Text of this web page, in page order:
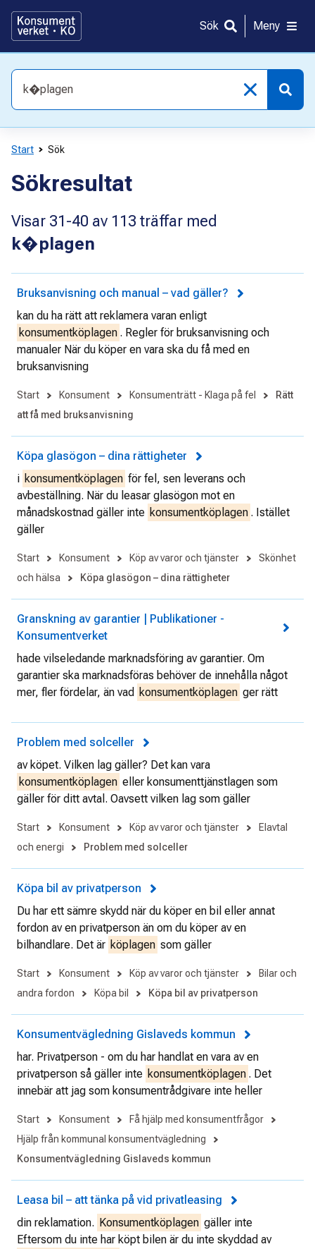
direkt
innehållet
Sök Meny
Vad
söker
efter?
Start Sök
Sökresultat
Visar 31-40 av 113 träffar med
k�plagen
Bruksanvisning och manual – vad gäller?
kan du ha rätt att reklamera varan enligt
konsumentköplagen . Regler för bruksanvisning och
manualer När du köper en vara ska du få med en
bruksanvisning
Start Konsument Konsumenträtt - Klaga på fel
Rätt
att få med bruksanvisning
Köpa glasögon – dina rättigheter
i konsumentköplagen för fel, sen leverans och
avbeställning. När du leasar glasögon mot en
månadskostnad gäller inte konsumentköplagen . Istället
gäller
Start Konsument Köp av varor och tjänster
Skönhet
och hälsa
Köpa glasögon – dina rättigheter
Granskning av garantier | Publikationer -
Konsumentverket
hade vilseledande marknadsföring av garantier. Om
garantier ska marknadsföras behöver de innehålla något
mer, fler fördelar, än vad konsumentköplagen ger rätt
Problem med solceller
av köpet. Vilken lag gäller? Det kan vara
konsumentköplagen eller konsumenttjänstlagen som
gäller för ditt avtal. Oavsett vilken lag som gäller
Start Konsument Köp av varor och tjänster
Elavtal
och energi
Problem med solceller
Köpa bil av privatperson
Du har ett sämre skydd när du köper en bil eller annat
fordon av en privatperson än om du köper av en
bilhandlare. Det är köplagen som gäller
Start Konsument Köp av varor och tjänster
Bilar och
andra fordon
Köpa bil Köpa bil av privatperson
Konsumentvägledning Gislaveds kommun
har. Privatperson - om du har handlat en vara av en
privatperson så gäller inte konsumentköplagen . Det
innebär att jag som konsumentrådgivare inte heller
Start Konsument
Få hjälp med konsumentfrågor
Hjälp från kommunal konsumentvägledning
Konsumentvägledning Gislaveds kommun
Leasa bil – att tänka på vid privatleasing
din reklamation. Konsumentköplagen gäller inte
Eftersom du inte har köpt bilen är du inte skyddad av